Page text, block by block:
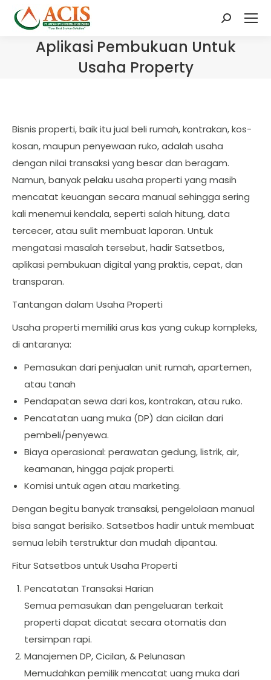
Search:
Aplikasi Pembukuan Untuk
Usaha Property
Bisnis properti, baik itu jual beli rumah, kontrakan, kos-
kosan, maupun penyewaan ruko, adalah usaha
dengan nilai transaksi yang besar dan beragam.
Namun, banyak pelaku usaha properti yang masih
mencatat keuangan secara manual sehingga sering
kali menemui kendala, seperti salah hitung, data
tercecer, atau sulit membuat laporan. Untuk
mengatasi masalah tersebut, hadir Satsetbos,
aplikasi pembukuan digital yang praktis, cepat, dan
transparan.
Tantangan dalam Usaha Properti
Usaha properti memiliki arus kas yang cukup kompleks,
di antaranya:
Pemasukan dari penjualan unit rumah, apartemen,
atau tanah
Pendapatan sewa dari kos, kontrakan, atau ruko.
Pencatatan uang muka (DP) dan cicilan dari
pembeli/penyewa.
Biaya operasional: perawatan gedung, listrik, air,
keamanan, hingga pajak properti.
Komisi untuk agen atau marketing.
Dengan begitu banyak transaksi, pengelolaan manual
bisa sangat berisiko. Satsetbos hadir untuk membuat
semua lebih terstruktur dan mudah dipantau.
Fitur Satsetbos untuk Usaha Properti
Pencatatan Transaksi Harian
Semua pemasukan dan pengeluaran terkait
properti dapat dicatat secara otomatis dan
tersimpan rapi.
Manajemen DP, Cicilan, & Pelunasan
Memudahkan pemilik mencatat uang muka dari